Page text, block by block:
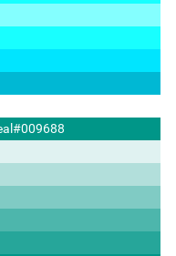
#009688